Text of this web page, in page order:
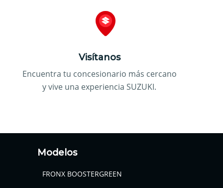
Visítanos
Encuentra tu concesionario más cercano
y vive una experiencia SUZUKI.
Modelos
FRONX BOOSTERGREEN